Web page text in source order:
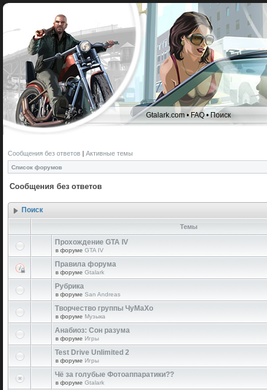
Gtalark.com •FAQ•Поиск
Сообщения без ответов | Активные темы
Список форумов
Сообщения без ответов
Поиск
Темы
Прохождение GTA IV
в форуме GTA IV
Правила форума
в форуме Gtalark
Рубрика
в форуме San Andreas
Творчество группы ЧуМаХо
в форуме Музыка
Анабиоз: Сон разума
в форуме Игры
Test Drive Unlimited 2
в форуме Игры
Чё за голубые Фотоаппаратики??
в форуме Gtalark